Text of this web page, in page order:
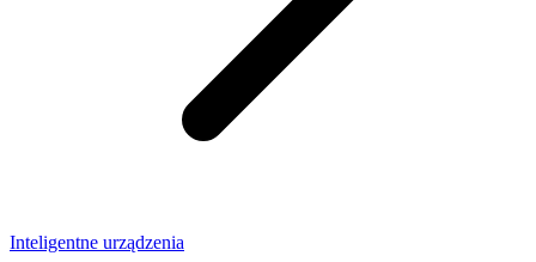
Inteligentne urządzenia